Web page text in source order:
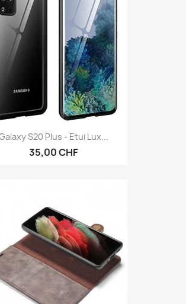
S20 Plus - Etui Lux...
35,00 CHF